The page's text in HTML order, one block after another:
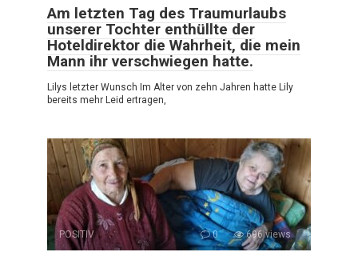
Am letzten Tag des Traumurlaubs
unserer Tochter enthüllte der
Hoteldirektor die Wahrheit, die mein
Mann ihr verschwiegen hatte.
Lilys letzter Wunsch Im Alter von zehn Jahren hatte Lily
bereits mehr Leid ertragen,
POSITIV 0 696 views